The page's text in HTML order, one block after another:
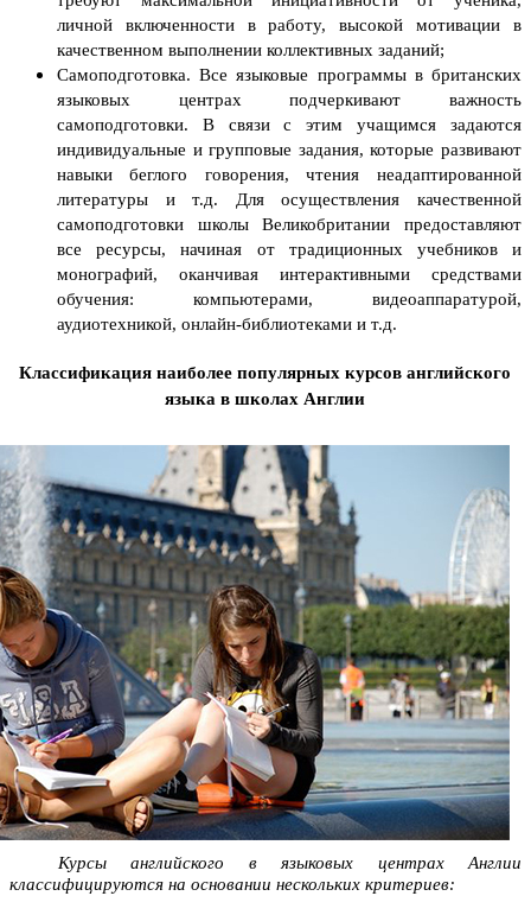
личной включенности в работу, высокой мотивации в
качественном выполнении коллективных заданий;
Самоподготовка. Все языковые программы в британских
языковых центрах подчеркивают важность
самоподготовки. В связи с этим учащимся задаются
индивидуальные и групповые задания, которые развивают
навыки беглого говорения, чтения неадаптированной
литературы и т.д. Для осуществления качественной
самоподготовки школы Великобритании предоставляют
все ресурсы, начиная от традиционных учебников и
монографий, оканчивая интерактивными средствами
обучения: компьютерами, видеоаппаратурой,
аудиотехникой, онлайн-библиотеками и т.д.
Классификация наиболее популярных курсов английского
языка в школах Англии
Курсы английского в языковых центрах Англии
классифицируются на основании нескольких критериев: